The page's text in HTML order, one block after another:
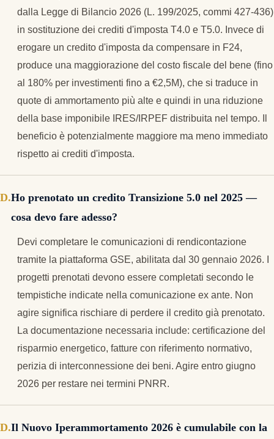
dalla Legge di Bilancio 2026 (L. 199/2025, commi 427-436)
in sostituzione dei crediti d'imposta T4.0 e T5.0. Invece di
erogare un credito d'imposta da compensare in F24,
produce una maggiorazione del costo fiscale del bene (fino
al 180% per investimenti fino a €2,5M), che si traduce in
quote di ammortamento più alte e quindi in una riduzione
della base imponibile IRES/IRPEF distribuita nel tempo. Il
beneficio è potenzialmente maggiore ma meno immediato
rispetto ai crediti d'imposta.
Ho prenotato un credito Transizione 5.0 nel 2025 —
cosa devo fare adesso?
Devi completare le comunicazioni di rendicontazione
tramite la piattaforma GSE, abilitata dal 30 gennaio 2026. I
progetti prenotati devono essere completati secondo le
tempistiche indicate nella comunicazione ex ante. Non
agire significa rischiare di perdere il credito già prenotato.
La documentazione necessaria include: certificazione del
risparmio energetico, fatture con riferimento normativo,
perizia di interconnessione dei beni. Agire entro giugno
2026 per restare nei termini PNRR.
Il Nuovo Iperammortamento 2026 è cumulabile con la